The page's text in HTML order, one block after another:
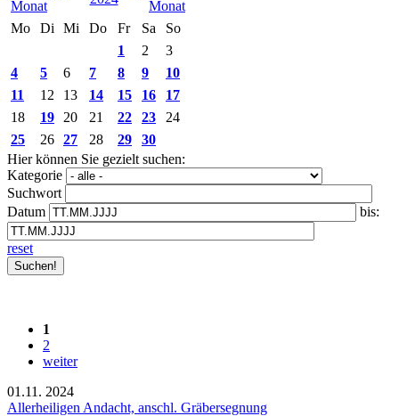
Mo
Di Mi Do Fr Sa
So
1
2
3
4
5 6 7 8 9
10
11
12 13 14 15 16
17
18
19 20 21 22 23
24
25
26 27 28 29
30
Hier können Sie gezielt suchen:
Kategorie
Suchwort
Datum
bis:
reset
1
2
weiter
01.11. 2024
Allerheiligen Andacht, anschl. Gräbersegnung